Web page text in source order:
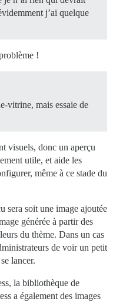
j’ai quelque
!
vitrine, mais essaie de
visuels, donc un aperçu
utile, et aide les
même à ce stade du
sera soit une image ajoutée
générée à partir des
du thème. Dans un cas
de voir un petit
lancer.
la bibliothèque de
a également des images